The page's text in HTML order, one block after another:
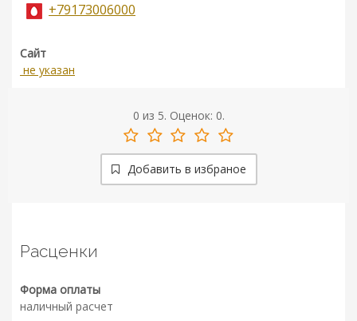
+79173006000
Сайт
не указан
0 из 5. Оценок: 0.
Добавить в избраное
Расценки
Форма оплаты
наличный расчет